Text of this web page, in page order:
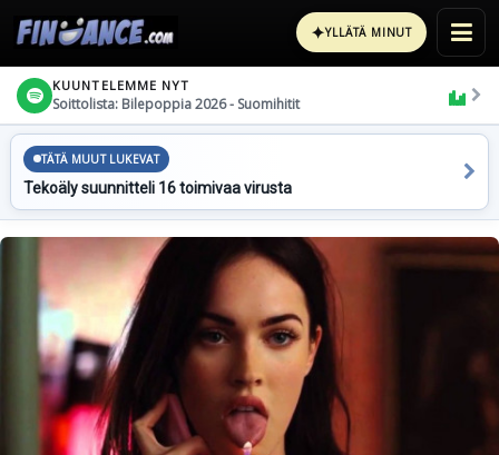
✦YLLÄTÄ MINUT
KUUNTELEMME NYT
Soittolista: Bilepoppia 2026 - Suomihitit
TÄTÄ MUUT LUKEVAT
Tekoäly suunnitteli 16 toimivaa virusta